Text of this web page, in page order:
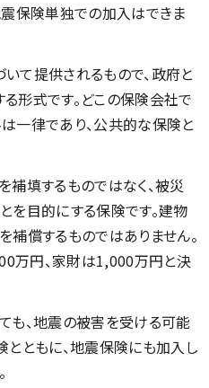
震保険単独での加入はできま
て提供されるもので、政府と
形式です。どこの保険会社で
一律であり、公共的な保険と
補填するものではなく、被災
を目的にする保険です。建物
償するものではありません。
万円、家財は1,000万円と決
も、地震の被害を受ける可能
ともに、地震保険にも加入し